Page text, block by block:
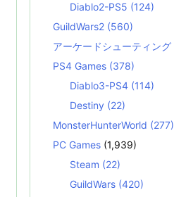
Diablo2-PS5 (124)
GuildWars2 (560)
アーケードシューティング
PS4 Games (378)
Diablo3-PS4 (114)
Destiny (22)
MonsterHunterWorld (277)
PC Games (1,939)
Steam (22)
GuildWars (420)